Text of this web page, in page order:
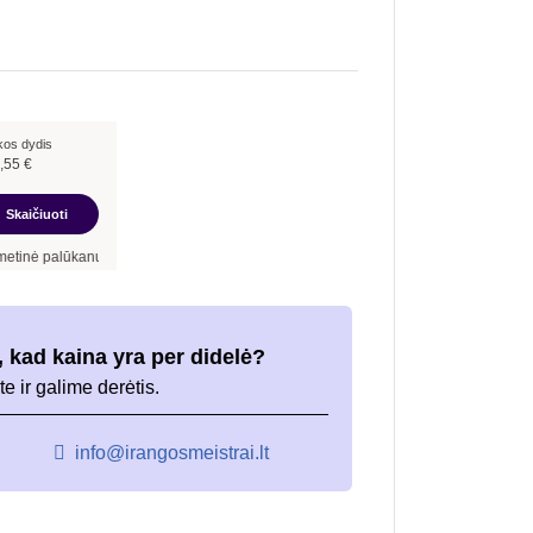
dydis
€
Skaičiuoti
norma –12,90
kad kaina yra per didelė?
ir galime derėtis.
info@irangosmeistrai.lt